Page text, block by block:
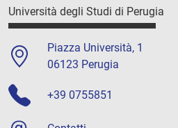
Università degli Studi di Perugia
Piazza Università, 1
06123 Perugia
+39 0755851